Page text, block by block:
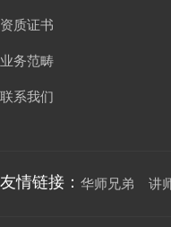
资质证书
业务范畴
联系我们
友情链接： 华师兄弟 讲